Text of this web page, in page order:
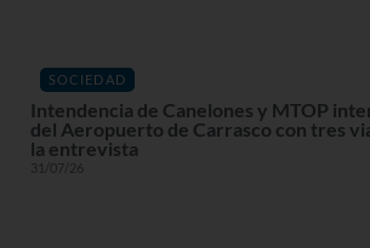
SOCIEDAD
Intendencia de Canelones y MTOP
del Aeropuerto de Carrasco con tres
la entrevista
31/07/26